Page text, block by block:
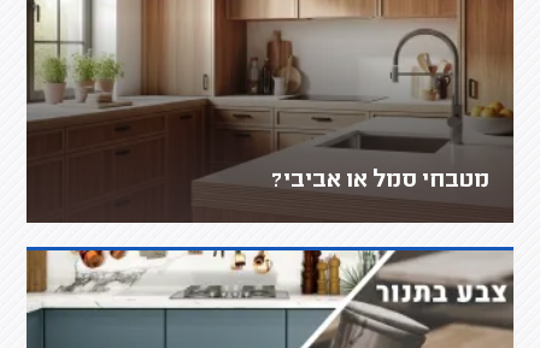
מטבחי סמל או אביבי?